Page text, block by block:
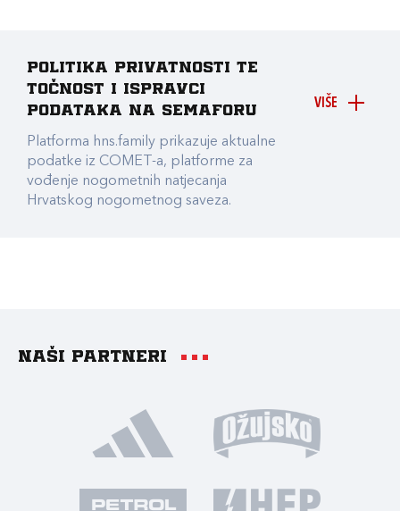
VIŠE
Politika privatnosti te
točnost i ispravci
podataka na Semaforu
Platforma hns.family prikazuje aktualne
podatke iz COMET-a, platforme za
vođenje nogometnih natjecanja
Hrvatskog nogometnog saveza.
Naši partneri